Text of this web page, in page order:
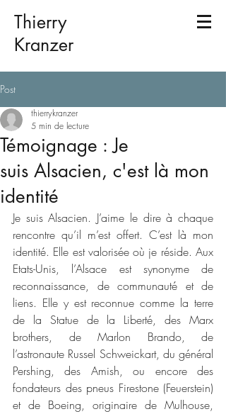
Thierry
Kranzer
Post
Témoignage : Je
suis Alsacien, c'est là mon
identité
thierrykranzer
5 min de lecture
Je suis Alsacien. J’aime le dire à chaque
rencontre qu’il m’est offert. C’est là mon
identité. Elle est valorisée où je réside. Aux
Etats-Unis, l’Alsace est synonyme de
reconnaissance, de communauté et de
liens. Elle y est reconnue comme la terre
de la Statue de la Liberté, des Marx
brothers, de Marlon Brando, de
l’astronaute Russel Schweickart, du général
Pershing, des Amish, ou encore des
fondateurs des pneus Firestone (Feuerstein)
et de Boeing, originaire de Mulhouse,